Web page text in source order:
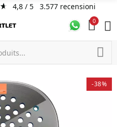
4,8/ 5 3.577 recensioni
0
-38%